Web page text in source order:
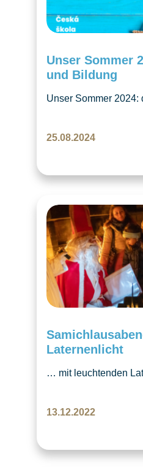
Unser Sommer
und Bildung
Unser Sommer 2024:
25.08.2024
Laternenlicht
… mit leuchtenden
13.12.2022